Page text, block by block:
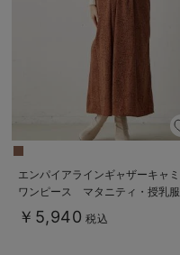
エンパイアラインギャザーキャミ
ワンピース マタニティ・授乳服
【出産後も長く使える】
￥5,940 税込